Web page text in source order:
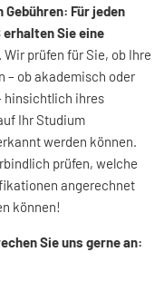
Für jeden
erhalten Sie eine
Wir prüfen für Sie, ob Ihre
– ob akademisch oder
hinsichtlich ihres
Ihr Studium
werden können.
prüfen, welche
angerechnet
können!
Sie uns gerne an: